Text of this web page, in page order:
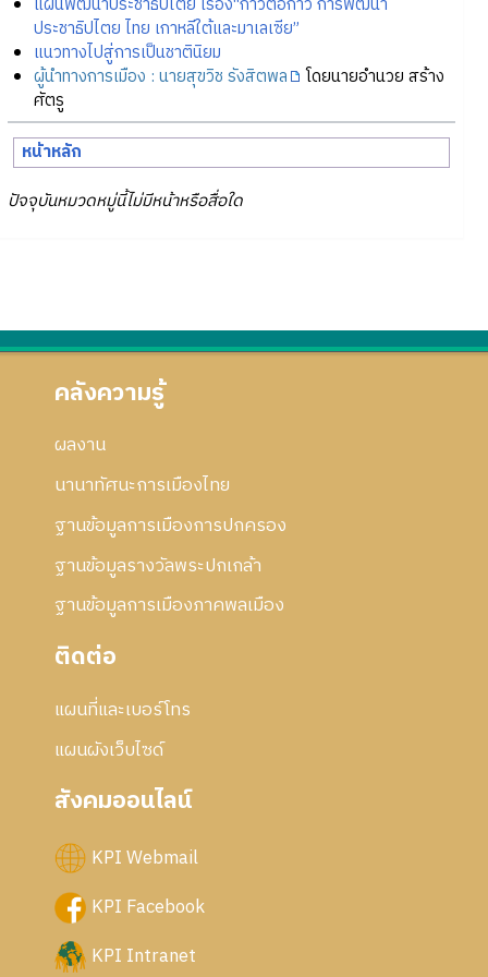
ประชาธิปไตย ไทย เกาหลีใต้และมาเลเซีย”
แนวทางไปสู่การเป็นชาตินิยม
ผู้นำทางการเมือง : นายสุขวิช รังสิตพล
โดยนายอำนวย สร้าง
ศัตรู
หน้าหลัก
ปัจจุบันหมวดหมู่นี้ไม่มีหน้าหรือสื่อใด
คลังความรู้
ผลงาน
นานาทัศนะการเมืองไทย
ฐานข้อมูลการเมืองการปกครอง
ฐานข้อมูลรางวัลพระปกเกล้า
ฐานข้อมูลการเมืองภาคพลเมือง
ติดต่อ
แผนที่และเบอร์โทร
แผนผังเว็บไซด์
สังคมออนไลน์
KPI Webmail
KPI Facebook
KPI Intranet